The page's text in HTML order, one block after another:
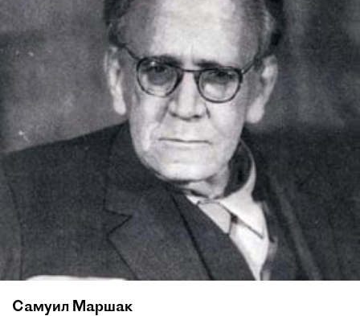
Самуил Маршак